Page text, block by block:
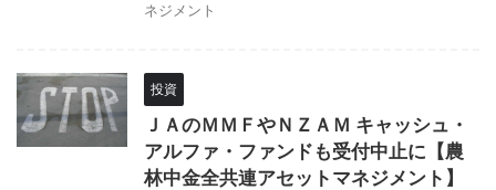
ネジメント
投資
ＪＡのＭＭＦやＮＺＡＭ キャッシュ・
アルファ・ファンドも受付中止に【農
林中金全共連アセットマネジメント】